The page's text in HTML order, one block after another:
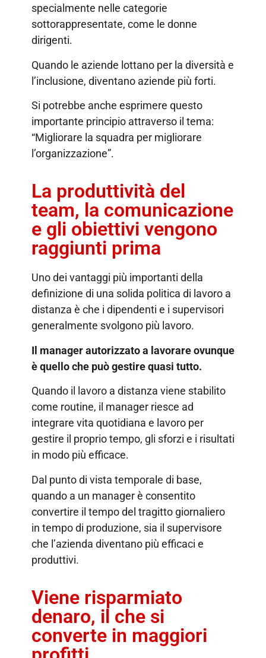
specialmente nelle categorie
sottorappresentate, come le donne
dirigenti.
Quando le aziende lottano per la diversità e
l’inclusione, diventano aziende più forti.
Si potrebbe anche esprimere questo
importante principio attraverso il tema:
“Migliorare la squadra per migliorare
l’organizzazione”.
La produttività del
team, la comunicazione
e gli obiettivi vengono
raggiunti prima
Uno dei vantaggi più importanti della
definizione di una solida politica di lavoro a
distanza è che i dipendenti e i supervisori
generalmente svolgono più lavoro.
Il manager autorizzato a lavorare ovunque
è quello che può gestire quasi tutto.
Quando il lavoro a distanza viene stabilito
come routine, il manager riesce ad
integrare vita quotidiana e lavoro per
gestire il proprio tempo, gli sforzi e i risultati
in modo più efficace.
Dal punto di vista temporale di base,
quando a un manager è consentito
convertire il tempo del tragitto giornaliero
in tempo di produzione, sia il supervisore
che l’azienda diventano più efficaci e
produttivi.
Viene risparmiato
denaro, il che si
converte in maggiori